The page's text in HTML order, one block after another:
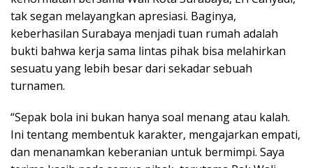
tak segan melayangkan apresiasi. Baginya,
keberhasilan Surabaya menjadi tuan rumah adalah
bukti bahwa kerja sama lintas pihak bisa melahirkan
sesuatu yang lebih besar dari sekadar sebuah
turnamen.
“Sepak bola ini bukan hanya soal menang atau kalah.
Ini tentang membentuk karakter, mengajarkan empati,
dan menanamkan keberanian untuk bermimpi. Saya